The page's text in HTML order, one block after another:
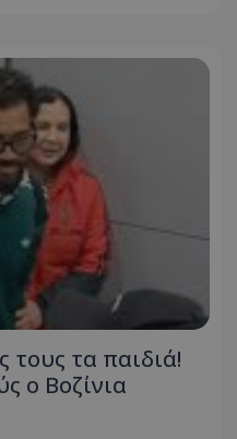
τα παιδιά!
ο Βοζίνια